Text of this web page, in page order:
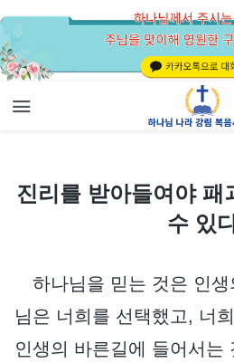
진리를 받아들여야 패괴 성품을 해결할
진리를 받아들여야 패
수 있
하나님을 믿는 것은 인
님은 너희를 선택했고, 너
인생의 바른길에 들어서는